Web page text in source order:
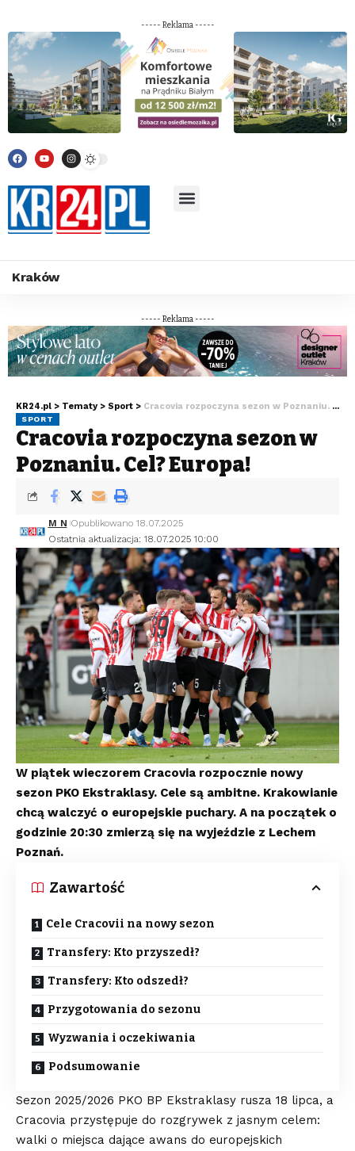
----- Reklama -----
Kraków
----- Reklama -----
KR24.pl > Tematy > Sport > Cracovia rozpoczyna sezon w Poznaniu. Cel? Europa!
SPORT
Cracovia rozpoczyna sezon w
Poznaniu. Cel? Europa!
Ostatnia aktualizacja: 18.07.2025 10:00
M N Opublikowano 18.07.2025
W piątek wieczorem Cracovia rozpocznie nowy
sezon PKO Ekstraklasy. Cele są ambitne. Krakowianie
chcą walczyć o europejskie puchary. A na początek o
godzinie 20:30 zmierzą się na wyjeździe z Lechem
Poznań.
Zawartość
Cele Cracovii na nowy sezon
Transfery: Kto przyszedł?
Transfery: Kto odszedł?
Przygotowania do sezonu
Wyzwania i oczekiwania
Podsumowanie
Sezon 2025/2026 PKO BP Ekstraklasy rusza 18 lipca, a
Cracovia przystępuje do rozgrywek z jasnym celem:
walki o miejsca dające awans do europejskich